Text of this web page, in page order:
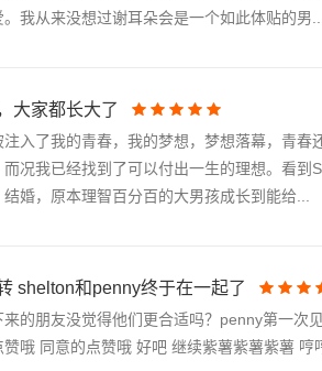
。我从来没想过谢耳朵会是一个如此体贴的男...
大家都长大了
注入了我的青春，我的梦想，梦想落幕，青
况我已经找到了可以付出一生的理想。看到
婚，原本理智百分百的大男孩成长到能给...
shelton和penny终于在一起了
来的朋友没觉得他们更合适吗？penny第一次
赞哦 同意的点赞哦 好吧 继续紫薯紫薯紫薯